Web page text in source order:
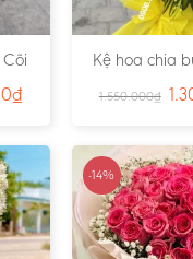
₫
Kệ hoa chia
1.550.000₫
-14%